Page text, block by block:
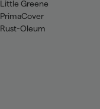
Little Greene
PrimaCover
Rust-Oleum